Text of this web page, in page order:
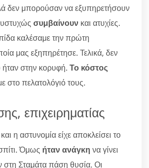
δεν μπορούσαν να εξυπηρετήσουν
συμβαίνουν και ατυχίες.
καλέσαμε την πρώτη
μας εξηπηρέτησε. Τελικά, δεν
ήταν στην κορυφή. Το κόστος
στο πελατολόγιό τους.
επιχειρηματίας
η αστυνομία είχε αποκλείσει το
Όμως ήταν ανάγκη να γίνει
Σταμάτα πάση θυσία. Οι